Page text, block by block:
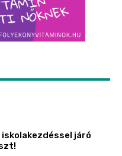
iskolakezdéssel járó